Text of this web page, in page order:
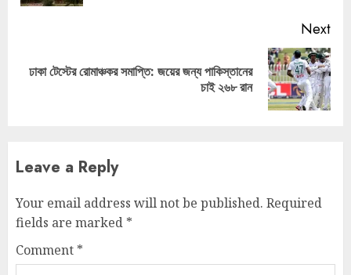
Next
Next
ঢাকা টেস্টের রোমাঞ্চকর সমাপ্তি: জয়ের জন্য পাকিস্তানের
চাই ২৬৮ রান
Leave a Reply
Your email address will not be published. Required
fields are marked *
Comment *